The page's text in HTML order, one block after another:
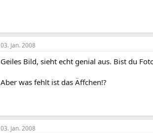
03. Jan. 2008
Geiles Bild, sieht echt genial aus. Bist du
Aber was fehlt ist das Äffchen!?
03. Jan. 2008